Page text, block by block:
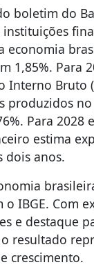
boletim do
economia
1,85%. Para
Interno Bruto
produzidos
Para 2028
estima
dois anos.
o IBGE. Com
e destaque
resultado
crescimento.